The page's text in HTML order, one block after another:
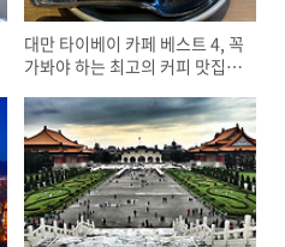
대만 타이베이 카페 베스트 4, 꼭
가봐야 하는 최고의 커피 맛집